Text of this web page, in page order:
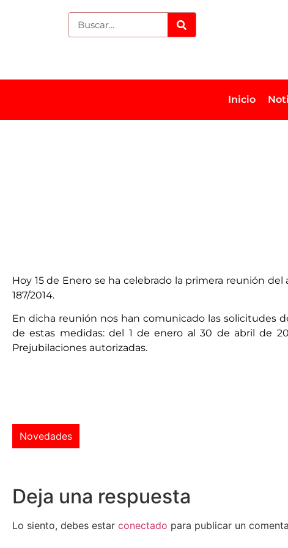
Inicio
Hoy 15 de Enero se ha celebrado la primera reunión
187/2014.
En dicha reunión nos han comunicado las solicitudes
de estas medidas: del 1 de enero al 30 de abril de
Prejubilaciones autorizadas.
Novedades
Deja una respuesta
Lo siento, debes estar conectado para publicar un